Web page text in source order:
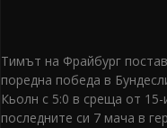
Тимът на Фрайбург
поредна победа в
Кьолн с 5:0 в среща от
последните си 7 мача в